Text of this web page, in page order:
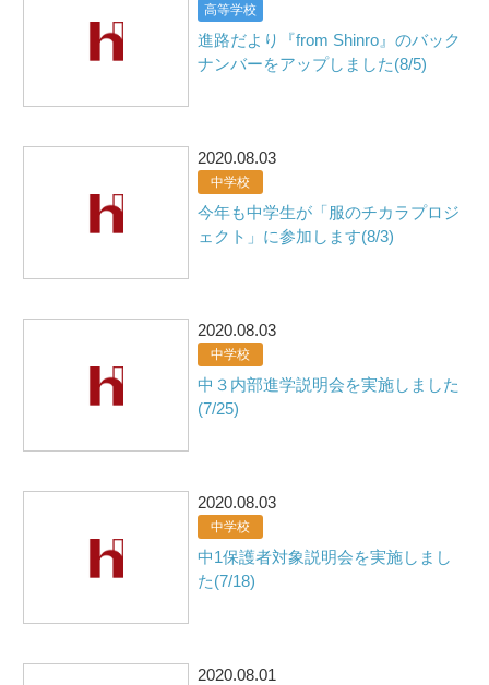
高等学校
進路だより『from Shinro』のバック
ナンバーをアップしました(8/5)
2020.08.03
中学校
今年も中学生が「服のチカラプロジ
ェクト」に参加します(8/3)
2020.08.03
中学校
中３内部進学説明会を実施しました
(7/25)
2020.08.03
中学校
中1保護者対象説明会を実施しまし
た(7/18)
2020.08.01